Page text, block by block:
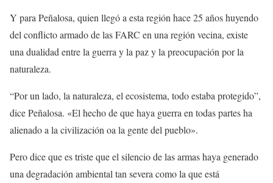
Y para Peñalosa, quien llegó a esta región hace 25 años huyendo
del conflicto armado de las FARC en una región vecina, existe
una dualidad entre la guerra y la paz y la preocupación por la
naturaleza.
“Por un lado, la naturaleza, el ecosistema, todo estaba protegido”,
dice Peñalosa. «El hecho de que haya guerra en todas partes ha
alienado a la civilización oa la gente del pueblo».
Pero dice que es triste que el silencio de las armas haya generado
una degradación ambiental tan severa como la que está